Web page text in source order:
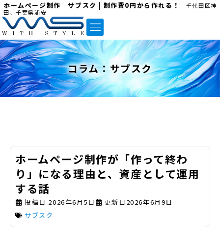
ホームページ制作 サブスク | 制作費0円から作れる！
千代田区神
田、千葉県浦安
コラム：サブスク
ホームページ制作が「作って終わ
り」になる理由と、資産として運用
する話
投稿日 2026年6月5日
更新日2026年6月9日
サブスク